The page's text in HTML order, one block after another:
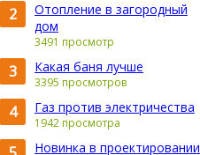
2
Отопление в загородный
дом
3491 просмотр
3 Какая баня лучше
3395 просмотров
4 Газ против электричества
1942 просмотра
Новинка в проектировании